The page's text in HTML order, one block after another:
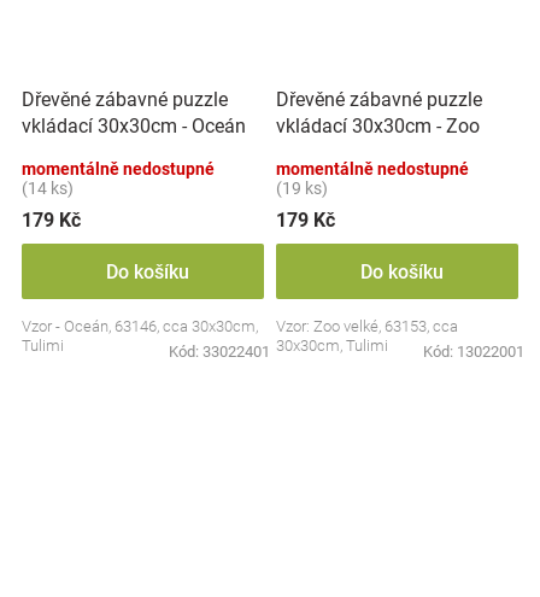
Dřevěné zábavné puzzle
vkládací 30x30cm - Oceán
momentálně nedostupné
(14 ks)
179 Kč
Do košíku
Vzor - Oceán, 63146, cca 30x30cm,
Tulimi
Kód: 33022401
Dřevěné zábavné puzzle
vkládací 30x30cm - Zoo
momentálně nedostupné
(19 ks)
179 Kč
Do košíku
Vzor: Zoo velké, 63153, cca
30x30cm, Tulimi
Kód: 13022001